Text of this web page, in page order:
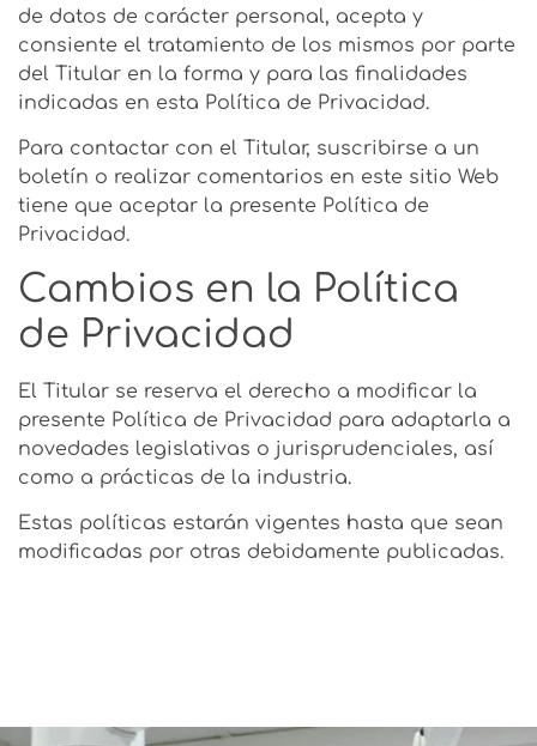
de datos de carácter personal, acepta y
consiente el tratamiento de los mismos por parte
del Titular en la forma y para las finalidades
indicadas en esta Política de Privacidad.
Para contactar con el Titular, suscribirse a un
boletín o realizar comentarios en este sitio Web
tiene que aceptar la presente Política de
Privacidad.
Cambios en la Política
de Privacidad
El Titular se reserva el derecho a modificar la
presente Política de Privacidad para adaptarla a
novedades legislativas o jurisprudenciales, así
como a prácticas de la industria.
Estas políticas estarán vigentes hasta que sean
modificadas por otras debidamente publicadas.